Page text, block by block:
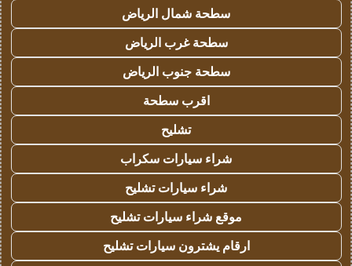
سطحة شمال الرياض
سطحة غرب الرياض
سطحة جنوب الرياض
اقرب سطحة
تشليح
شراء سيارات سكراب
شراء سيارات تشليح
موقع شراء سيارات تشليح
ارقام يشترون سيارات تشليح